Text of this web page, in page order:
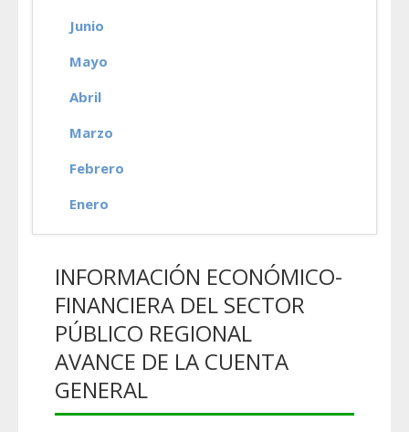
Junio
Mayo
Abril
Marzo
Febrero
Enero
INFORMACIÓN ECONÓMICO-
FINANCIERA DEL SECTOR
PÚBLICO REGIONAL
AVANCE DE LA CUENTA
GENERAL